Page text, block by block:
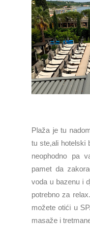
Plaža je tu
tu ste,ali hotelski
neophodno pa
pamet da
voda u bazenu i
potrebno za
možete otići u
masaže i